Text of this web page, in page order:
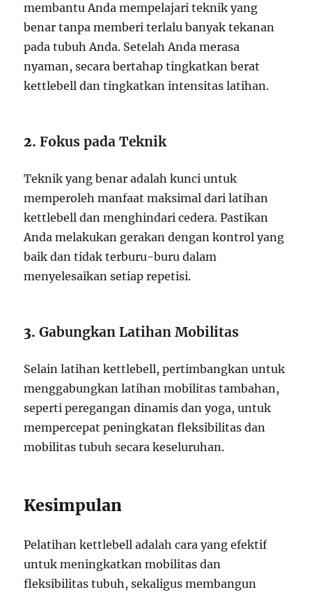
membantu Anda mempelajari teknik yang
benar tanpa memberi terlalu banyak tekanan
pada tubuh Anda. Setelah Anda merasa
nyaman, secara bertahap tingkatkan berat
kettlebell dan tingkatkan intensitas latihan.
2.Fokus pada Teknik
Teknik yang benar adalah kunci untuk
memperoleh manfaat maksimal dari latihan
kettlebell dan menghindari cedera. Pastikan
Anda melakukan gerakan dengan kontrol yang
baik dan tidak terburu-buru dalam
menyelesaikan setiap repetisi.
3.Gabungkan Latihan Mobilitas
Selain latihan kettlebell, pertimbangkan untuk
menggabungkan latihan mobilitas tambahan,
seperti peregangan dinamis dan yoga, untuk
mempercepat peningkatan fleksibilitas dan
mobilitas tubuh secara keseluruhan.
Kesimpulan
Pelatihan kettlebell adalah cara yang efektif
untuk meningkatkan mobilitas dan
fleksibilitas tubuh, sekaligus membangun